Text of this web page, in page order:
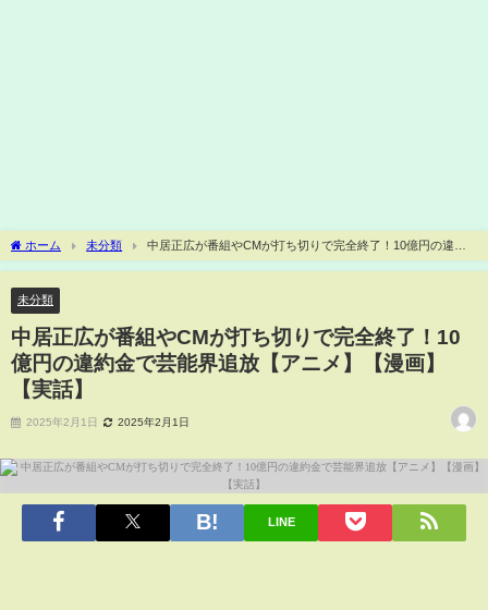
ホーム 未分類
中居正広が番組やCMが打ち切りで完全終了！10億円の違約
金で芸能界追放【アニメ】【漫画】【実話】
未分類
中居正広が番組やCMが打ち切りで完全終了！10
億円の違約金で芸能界追放【アニメ】【漫画】
【実話】
2025年2月1日 2025年2月1日
LINE